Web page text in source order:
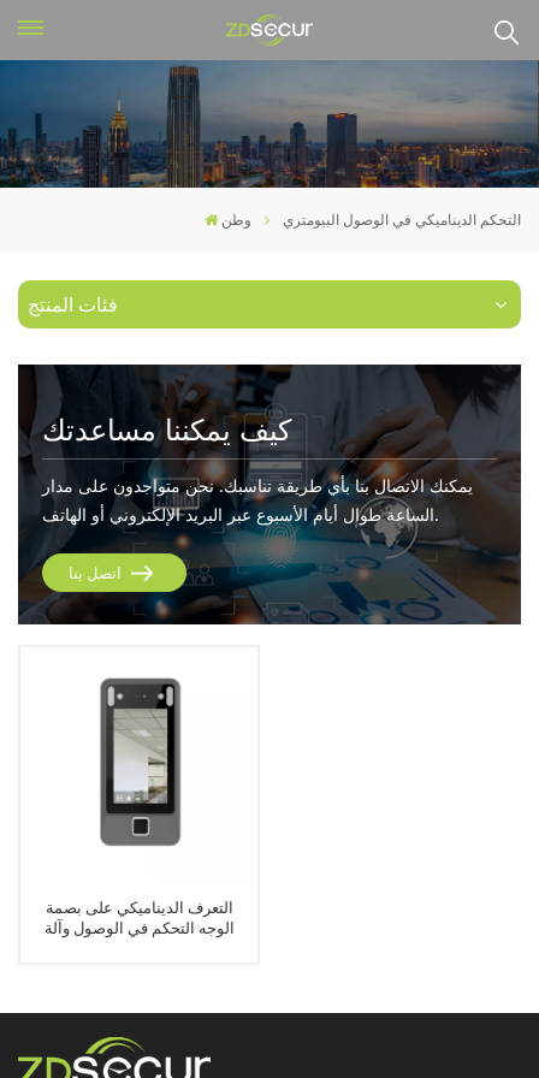
وطن التحكم الديناميكي في الوصول البيومتري
فئات المنتج
كيف يمكننا مساعدتك
يمكنك الاتصال بنا بأي طريقة تناسبك. نحن متواجدون على مدار
الساعة طوال أيام الأسبوع عبر البريد الإلكتروني أو الهاتف.
اتصل بنا
التعرف الديناميكي على بصمة
الوجه التحكم في الوصول وآلة